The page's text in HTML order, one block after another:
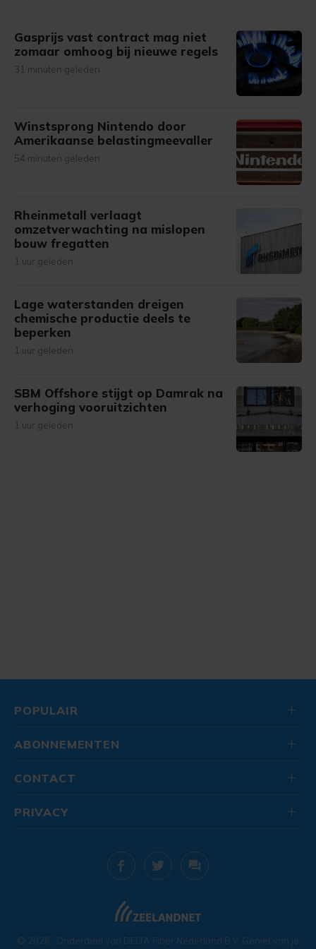
Gasprijs vast contract mag niet
zomaar omhoog bij nieuwe regels
31 minuten geleden
Winstsprong Nintendo door
Amerikaanse belastingmeevaller
54 minuten geleden
Rheinmetall verlaagt
omzetverwachting na mislopen
bouw fregatten
1 uur geleden
Lage waterstanden dreigen
chemische productie deels te
beperken
1 uur geleden
SBM Offshore stijgt op Damrak na
verhoging vooruitzichten
1 uur geleden
POPULAIR
ABONNEMENTEN
CONTACT
© 2026 . Onderdeel van DELTA Fiber Nederland B.V. Geniet van je
PRIVACY